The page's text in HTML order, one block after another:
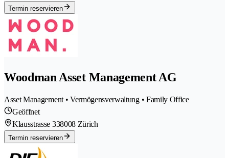
Termin reservieren
Woodman Asset Management AG
Asset Management • Vermögensverwaltung • Family Office
Geöffnet
Klausstrasse 338008 Zürich
Termin reservieren